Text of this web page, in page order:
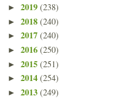
► 2019 (238)
► 2018 (240)
► 2017 (240)
► 2016 (250)
► 2015 (251)
► 2014 (254)
► 2013 (249)